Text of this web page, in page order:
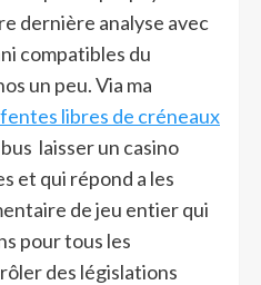
dernière analyse avec
compatibles du
un peu.Via ma
libres de créneaux
laisser un casino
et qui répond a les
de jeu entier qui
pour tous les
des législations